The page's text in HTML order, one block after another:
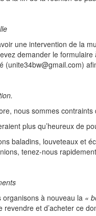
une intervention de la
demander le
(unite34bw@gmail.com)
nous sommes
plus qu’heureux de
baladins, louveteaux et
tenez-nous
à nouveau la «
revendre et d’acheter ce